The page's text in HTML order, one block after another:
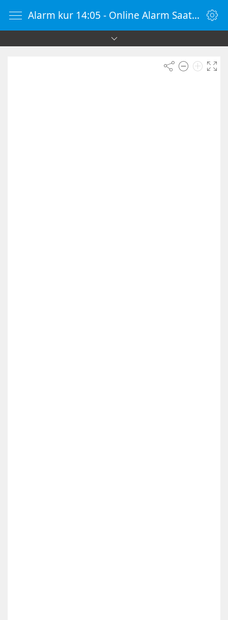
Alarm kur 14:05 - Online Alarm Saati - Alarm Kur